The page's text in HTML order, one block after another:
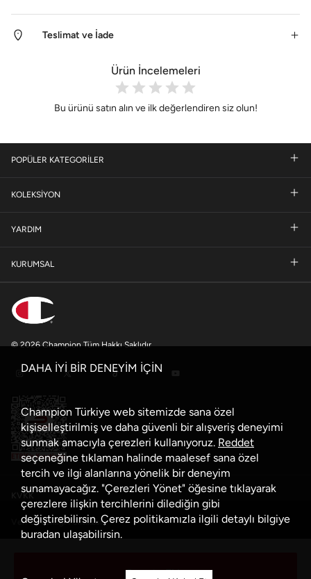
Sepete Ekle
Teslimat ve İade
Ürün İncelemeleri
Bu ürünü satın alın ve ilk değerlendiren siz olun!
POPÜLER KATEGORİLER
KOLEKSİYON
YARDIM
KURUMSAL
© 2026 Champion Tüm Hakkı Saklıdır
KVKK
Veri Güvenliği Politikası
DAHA İYİ BİR DENEYİM İÇİN
Champion Türkiye web sitemizde sana özel
kişiselleştirilmiş ve daha güvenli bir alışveriş deneyimi
sunmak amacıyla çerezleri kullanıyoruz. Reddet
seçeneğine tıklaman halinde maalesef sana özel
tercih ve ilgi alanlarına yönelik bir deneyim
sunamayacağız. "Çerezleri Yönet" öğesine tıklayarak
çerezlere ilişkin tercihlerini dilediğin gibi
değiştirebilirsin. Çerez politikamızla ilgili detaylı bilgiye
buradan ulaşabilirsin.